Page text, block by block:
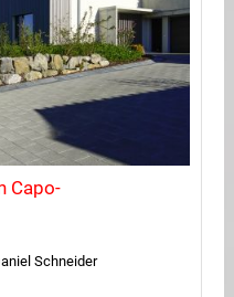
Capo-
Schneider